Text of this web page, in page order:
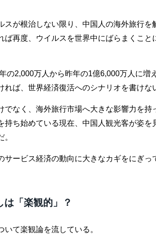
スが根治しない限り、中国人の海外旅行を
ば再度、ウイルスを世界中にばらまくこと
の2,000万人から昨年の1億6,000万人に増
ば、世界経済復活へのシナリオを書けな
でなく、海外旅行市場へ大きな影響力を持
持ち始めている現在、中国人観光客が姿を
ービス経済の動向に大きなカギをにぎっ
は「楽観的」？
て楽観論を流している。